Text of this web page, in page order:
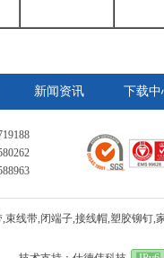
新闻资讯 下载中
线带,闭端子,接线帽,塑胶铆钉,